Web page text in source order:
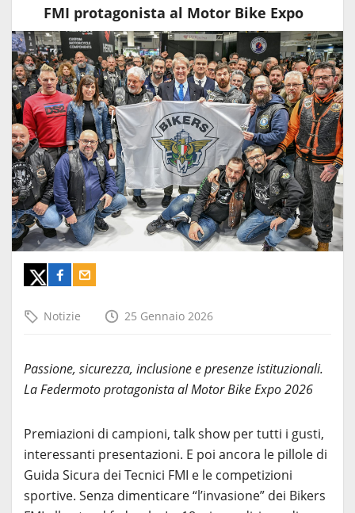
FMI protagonista al Motor Bike Expo
Notizie 25 Gennaio 2026
Passione, sicurezza, inclusione e presenze istituzionali.
La Federmoto protagonista al Motor Bike Expo 2026
Premiazioni di campioni, talk show per tutti i gusti,
interessanti presentazioni. E poi ancora le pillole di
Guida Sicura dei Tecnici FMI e le competizioni
sportive. Senza dimenticare “l’invasione” dei Bikers